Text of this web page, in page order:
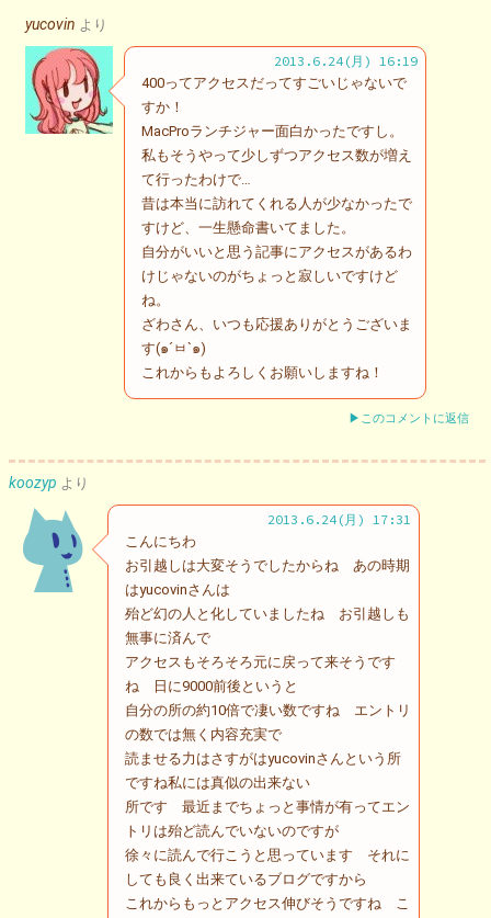
yucovin より
2013.6.24(月) 16:19
400ってアクセスだってすごいじゃないで
すか！
MacProランチジャー面白かったですし。
私もそうやって少しずつアクセス数が増え
て行ったわけで…
昔は本当に訪れてくれる人が少なかったで
すけど、一生懸命書いてました。
自分がいいと思う記事にアクセスがあるわ
けじゃないのがちょっと寂しいですけど
ね。
ざわさん、いつも応援ありがとうございま
す(๑´ㅂ`๑)
これからもよろしくお願いしますね！
▶このコメントに返信
koozyp より
2013.6.24(月) 17:31
こんにちわ
お引越しは大変そうでしたからね あの時期
はyucovinさんは
殆ど幻の人と化していましたね お引越しも
無事に済んで
アクセスもそろそろ元に戻って来そうです
ね 日に9000前後というと
自分の所の約10倍で凄い数ですね エントリ
の数では無く内容充実で
読ませる力はさすがはyucovinさんという所
ですね私には真似の出来ない
所です 最近までちょっと事情が有ってエン
トリは殆ど読んでいないのですが
徐々に読んで行こうと思っています それに
しても良く出来ているブログですから
これからもっとアクセス伸びそうですね こ